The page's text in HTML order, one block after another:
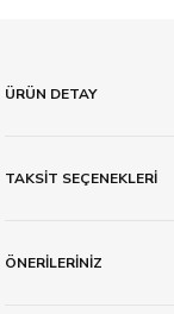
ÜRÜN DETAY
TAKSİT SEÇENEKLERİ
ÖNERİLERİNİZ